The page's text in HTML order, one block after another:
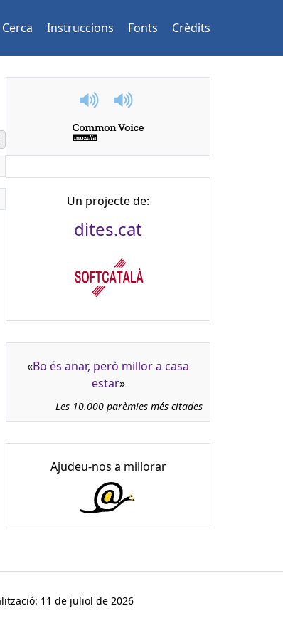
Cerca Instruccions Fonts Crèdits
Un projecte de:
dites.cat
«Bo és anar, però millor a casa
estar»
Les 10.000 parèmies més citades
Ajudeu-nos a millorar
11 de juliol de 2026